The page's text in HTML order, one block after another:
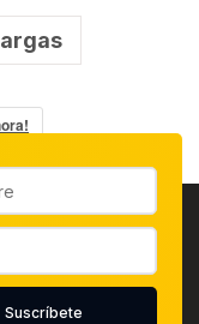
Suscríbete